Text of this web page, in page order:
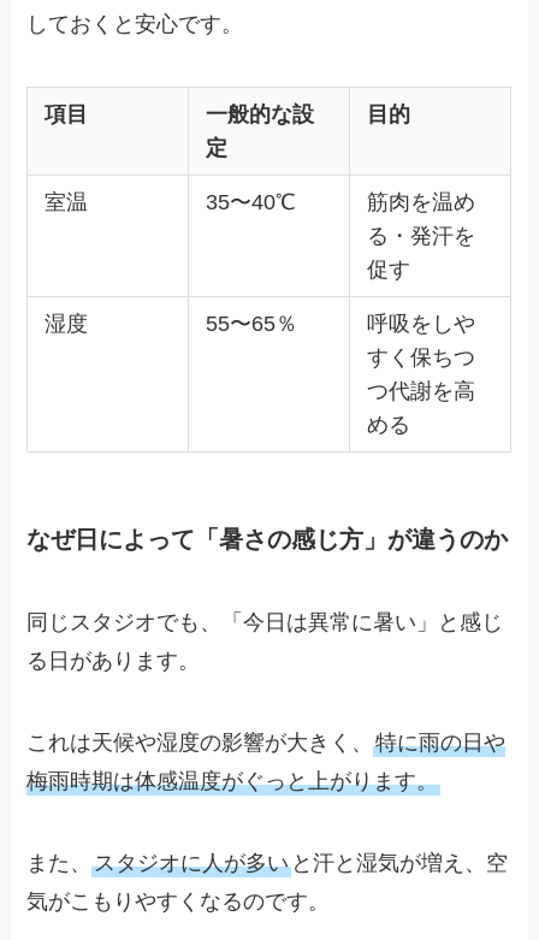
しておくと安心です。
項目
一般的な設
定
目的
室温 35〜40℃
筋肉を温め
る・発汗を
促す
湿度 55〜65％
呼吸をしや
すく保ちつ
つ代謝を高
める
なぜ日によって「暑さの感じ方」が違うのか
同じスタジオでも、「今日は異常に暑い」と感じ
る日があります。
これは天候や湿度の影響が大きく、特に雨の日や
梅雨時期は体感温度がぐっと上がります。
また、スタジオに人が多い と汗と湿気が増え、空
気がこもりやすくなるのです。